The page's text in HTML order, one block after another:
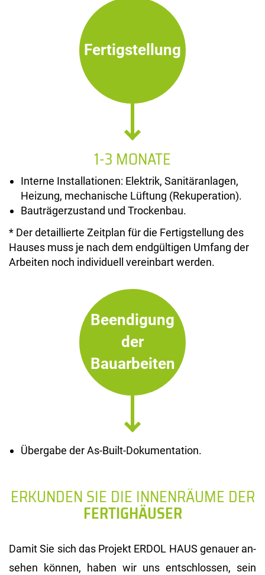
Fertigstellung
1-3 MONATE
Interne Installationen: Elektrik, Sanitäranlagen,
Heizung, mechanische Lüftung (Rekuperation).
Bauträgerzustand und Trockenbau.
* Der detaillierte Zeitplan für die Fertigstellung des
Hauses muss je nach dem endgültigen Umfang der
Arbeiten noch individuell vereinbart werden.
Beendigung
der
Bauarbeiten
Übergabe der As-Built-Dokumentation.
ERKUNDEN SIE DIE INNENRÄUME DER
FERTIGHÄUSER
Damit Sie sich das Pro­jekt ERDOL HAUS ge­nau­er an­
se­hen kön­nen, haben wir uns ent­schlos­sen, sein